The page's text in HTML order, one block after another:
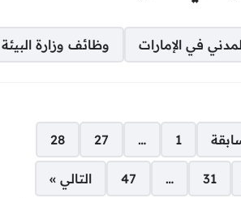
في الإمارات وظائف وزارة البيئة
1
…
27
28
31
…
47 التالي »